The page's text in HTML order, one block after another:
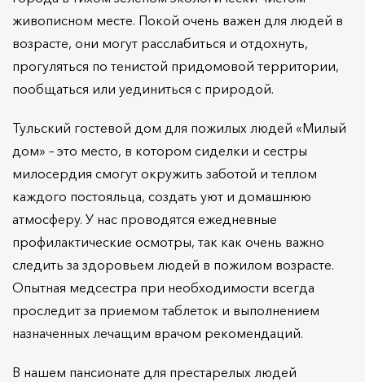
живописном месте. Покой очень важен для людей в
возрасте, они могут расслабиться и отдохнуть,
прогуляться по тенистой придомовой территории,
пообщаться или уединиться с природой.
Тульский гостевой дом для пожилых людей «Милый
дом» – это место, в котором сиделки и сестры
милосердия смогут окружить заботой и теплом
каждого постояльца, создать уют и домашнюю
атмосферу. У нас проводятся ежедневные
профилактические осмотры, так как очень важно
следить за здоровьем людей в пожилом возрасте.
Опытная медсестра при необходимости всегда
проследит за приемом таблеток и выполнением
назначенных лечащим врачом рекомендаций.
В нашем пансионате для престарелых людей